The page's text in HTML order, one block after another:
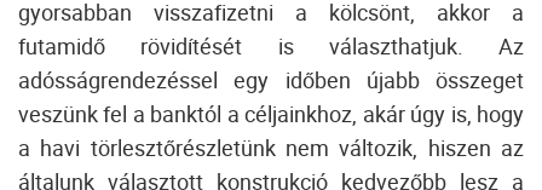
gyorsabban visszafizetni a kölcsönt, akkor a
futamidő rövidítését is választhatjuk. Az
adósságrendezéssel egy időben újabb összeget
veszünk fel a banktól a céljainkhoz, akár úgy is, hogy
a havi törlesztőrészletünk nem változik, hiszen az
általunk választott konstrukció kedvezőbb lesz a